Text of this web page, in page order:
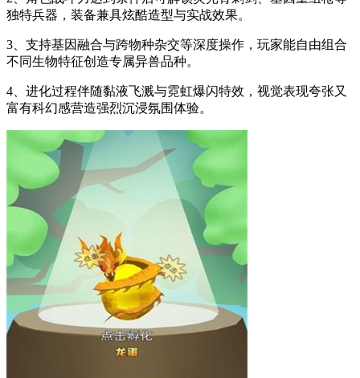
独特兵器，装备兼具炫酷造型与实战效果。
3、支持基因融合与跨物种杂交等深度操作，玩家能自由组合
不同生物特征创造专属异兽品种。
4、进化过程伴随黏液飞溅与霓虹爆闪特效，视觉表现夸张又
富有科幻感营造强烈沉浸氛围体验。